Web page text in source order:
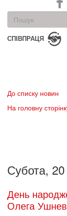
Пошукова
форма
Пошук
СПІВПРАЦЯ
До списку новин
На головну
Субота,
День
Олега